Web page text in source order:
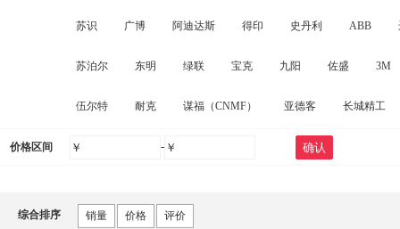
镇流器/电容 其它配件 起重器材 粮油 存储设施
衣物清洁及护理剂 一次性餐具及用品 修正液 沙发
空调 办公生活杂物 金属制品 工艺阀门 转动设备
苏识 广博 阿迪达斯 得印 史丹利 ABB
苏泊尔 东明 绿联 宝克 九阳 佐盛 3M
伍尔特 耐克 谋福（CNMF） 亚德客 长城精工
价格区间 ￥ - ￥ 确认
综合排序 销量 价格 评价